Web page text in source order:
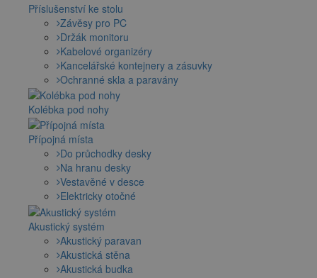
Příslušenství ke stolu
Závěsy pro PC
Držák monitoru
Kabelové organizéry
Kancelářské kontejnery a zásuvky
Ochranné skla a paravány
Kolébka pod nohy
Přípojná místa
Do průchodky desky
Na hranu desky
Vestavěné v desce
Elektricky otočné
Akustický systém
Akustický paravan
Akustická stěna
Akustická budka